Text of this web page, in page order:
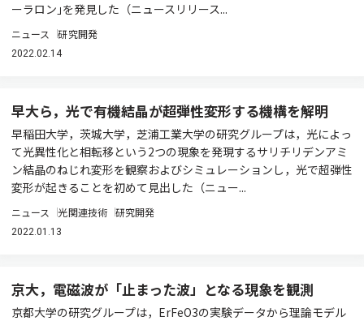
ーラロン｣を発見した（ニュースリリース...
ニュース 研究開発
2022.02.14
早大ら，光で有機結晶が超弾性変形する機構を解明
早稲田大学，茨城大学，芝浦工業大学の研究グループは，光によっ
て光異性化と相転移という2つの現象を発現するサリチリデンアミ
ン結晶のねじれ変形を観察およびシミュレーションし，光で超弾性
変形が起きることを初めて見出した（ニュー...
ニュース 光関連技術 研究開発
2022.01.13
京大，電磁波が「止まった波」となる現象を観測
京都大学の研究グループは，ErFeO3の実験データから理論モデル